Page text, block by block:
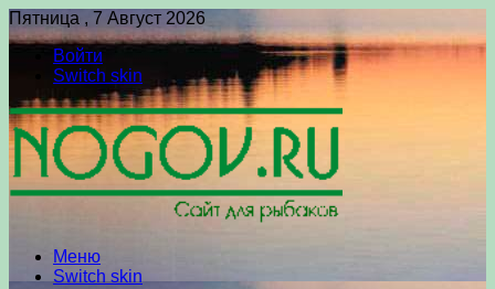
Пятница , 7 Август 2026
Войти
Switch skin
Меню
Switch skin